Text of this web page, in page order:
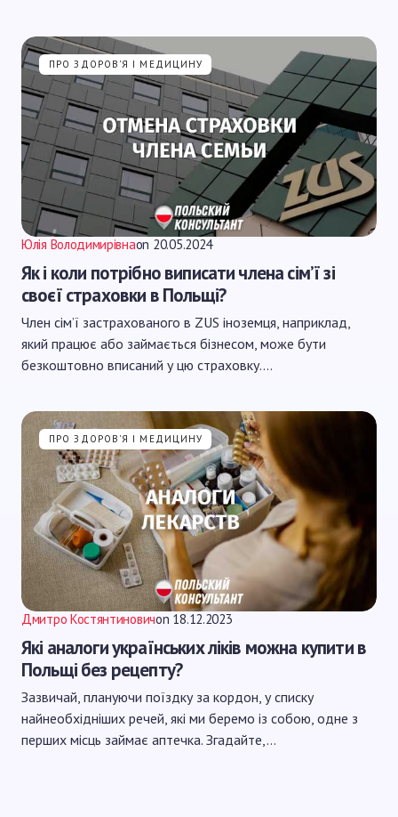
ПРО ЗДОРОВ'Я І МЕДИЦИНУ
Юлія Володимирівнаon 20.05.2024
Як і коли потрібно виписати члена сім’ї зі
своєї страховки в Польщі?
Член сім’ї застрахованого в ZUS іноземця, наприклад,
який працює або займається бізнесом, може бути
безкоштовно вписаний у цю страховку.…
ПРО ЗДОРОВ'Я І МЕДИЦИНУ
Дмитро Костянтиновичon 18.12.2023
Які аналоги українських ліків можна купити в
Польщі без рецепту?
Зазвичай, плануючи поїздку за кордон, у списку
найнеобхідніших речей, які ми беремо із собою, одне з
перших місць займає аптечка. Згадайте,…